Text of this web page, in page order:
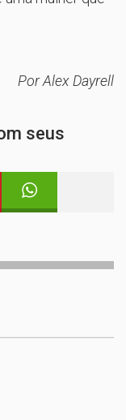
Por Alex Dayrell
seus